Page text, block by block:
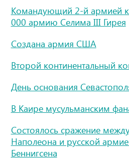
Командующий 2-й армией
000 армию Селима III Гирея
Создана армия США
Второй континентальный
День основания
В Каире мусульманским
Состоялось сражение
Наполеона и русской
Беннигсена